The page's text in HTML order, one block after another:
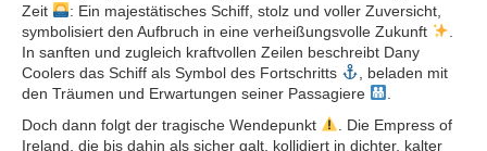
Zeit
: Ein majestätisches Schiff, stolz und voller Zuversicht,
symbolisiert den Aufbruch in eine verheißungsvolle Zukunft
In sanften und zugleich kraftvollen Zeilen beschreibt Dany
Coolers das Schiff als Symbol des Fortschritts
, beladen mit
den Träumen und Erwartungen seiner Passagiere
Doch dann folgt der tragische Wendepunkt
. Die Empress of
Ireland, die bis dahin als sicher galt, kollidiert in dichter, kalter